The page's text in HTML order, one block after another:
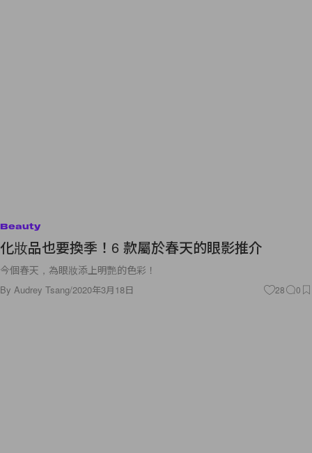
Beauty
化妝品也要換季！6 款屬於春天的眼影推介
今個春天，為眼妝添上明艷的色彩！
By Audrey Tsang/2020年3月18日 28 0